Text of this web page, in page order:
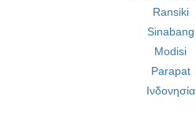
Ransiki
Sinabang
Modisi
Parapat
Ινδονησία